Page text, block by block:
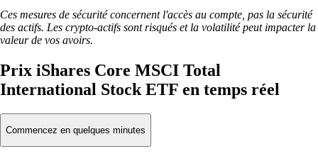
Ces mesures de sécurité concernent l'accès au compte, pas la sécurité
des actifs. Les crypto-actifs sont risqués et la volatilité peut impacter la
valeur de vos avoirs.
Prix iShares Core MSCI Total
International Stock ETF en temps réel
Commencez en quelques minutes